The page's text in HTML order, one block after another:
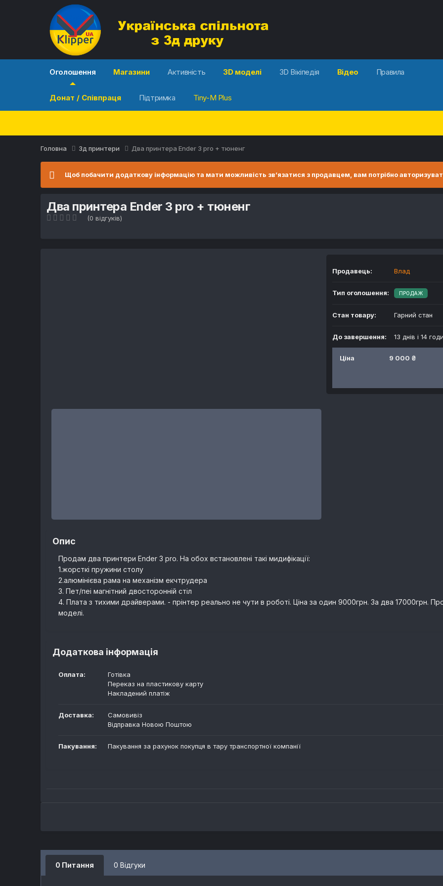
Оголошення Магазини Активність 3D моделі 3D Вікіпедія Відео Правила
Донат / Співпраця Підтримка Tiny-M Plus
Головна 3д принтери Два принтера Ender 3 pro + тюненг
Щоб побачити додаткову інформацію та мати можливість зв’язатися з продавцем, вам потрібно
Два принтера Ender 3 pro + тюненг
(0 відгуків)
Продавець: Влад
Тип оголошення: ПРОДАЖ
Стан товару: Гарний стан
До завершення: 13 днів і 14
Ціна 9 000 ₴
Опис
Продам два принтери Ender 3 pro. На обох встановлені такі мидифікації:
1.жорсткі пружини столу
2.алюмінієва рама на механізм екчтрудера
3. Пет/пеі магнітний двосторонній стіл
4. Плата з тихими драйверами. - прінтер реально не чути в роботі. Ціна за один 9000грн. За два 17000грн.
моделі.
Додаткова інформація
Оплата:
Готівка
Переказ на пластикову карту
Накладений платіж
Доставка:
Самовивіз
Відправка Новою Поштою
Пакування: Пакування за рахунок покупця в тару транспортної компанії
0 Питання 0 Відгуки